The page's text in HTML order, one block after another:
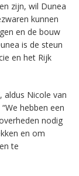
zijn, wil Dunea
kunnen
en de bouw
is de steun
en het Rijk
aldus Nicole van
hebben een
nodig
en om
te